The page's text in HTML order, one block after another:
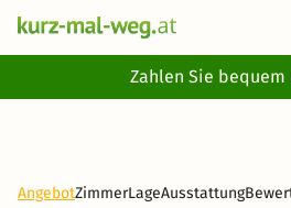
Zahlen Sie
AngebotZimmerLageAusstattung